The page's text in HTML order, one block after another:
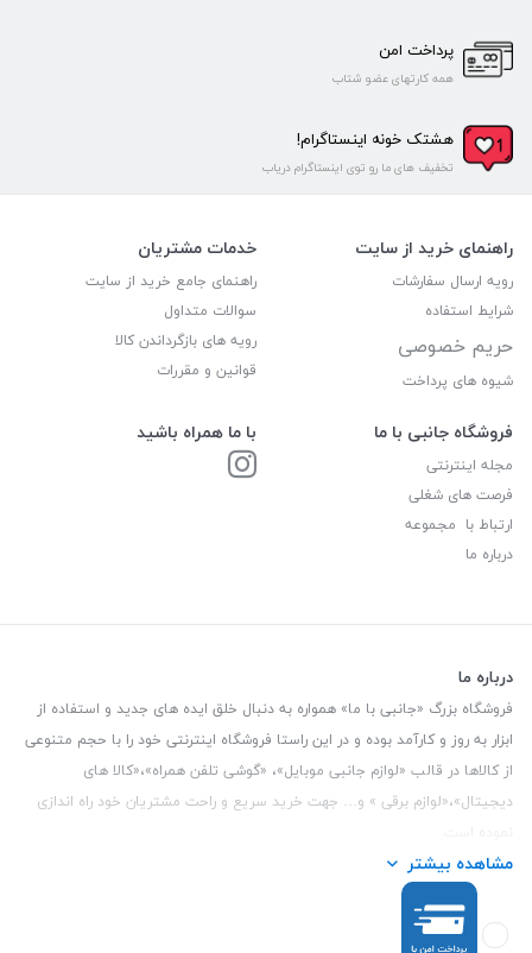
پرداخت امن
همه کارتهای عضو شتاب
هشتک خونه اینستاگرام!
تخفیف های ما رو توی اینستاگرام دریاب
راهنمای خرید از سایت
رویه ارسال سفارشات
شرایط استفاده
حریم خصوصی
شیوه های پرداخت
خدمات مشتریان
راهنمای جامع خرید از سایت
سوالات متداول
رویه های بازگرداندن کالا
قوانین و مقررات
فروشگاه جانبی با ما
مجله اینترنتی
فرصت های شغلی
ارتباط با مجموعه
درباره ما
با ما همراه باشید
درباره ما
فروشگاه بزرگ «جانبی با ما» همواره به دنبال خلق ایده های جدید و استفاده از
ابزار به روز و کارآمد بوده و در این راستا فروشگاه اینترنتی خود را با حجم متنوعی
از کالاها در قالب «لوازم جانبی موبایل»، «گوشی تلفن همراه»،«کالا های
دیجیتال»،«لوازم برقی » و… جهت خرید سریع و راحت مشتریان خود راه اندازی
این فروشگاه تمام تلاش خود را نموده تا کالاهایی با کیفیت و با حداقل قیمت
عرضه نماید.
تلفن تماس :3847 088 0912
مشاهده بیشتر